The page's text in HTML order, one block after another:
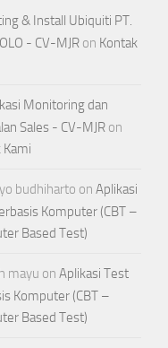
& Install Ubiquiti PT.
- CV-MJR on Kontak
Monitoring dan
Sales - CV-MJR on
Kami
budhiharto on Aplikasi
Komputer (CBT –
Based Test)
mayu on Aplikasi Test
Komputer (CBT –
Based Test)